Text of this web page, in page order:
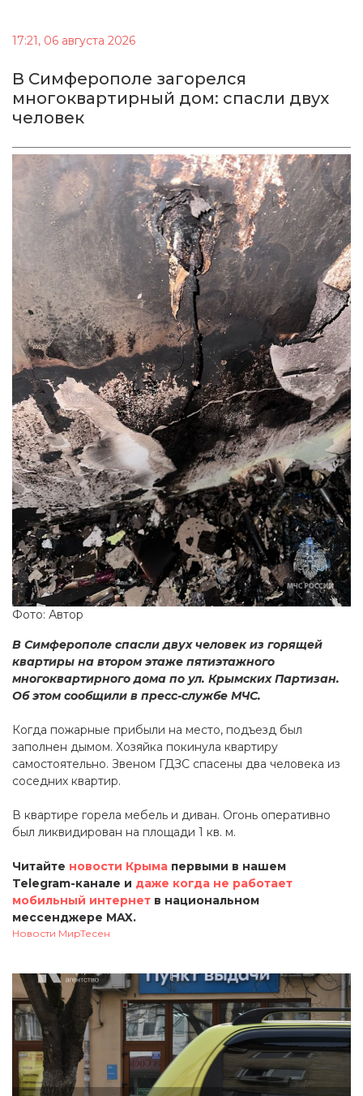
17:21, 06 августа 2026
В Симферополе загорелся
многоквартирный дом: спасли двух
человек
Фото: Автор
В Симферополе спасли двух человек из горящей
квартиры на втором этаже пятиэтажного
многоквартирного дома по ул. Крымских Партизан.
Об этом сообщили в пресс-службе МЧС.
Когда пожарные прибыли на место, подъезд был
заполнен дымом. Хозяйка покинула квартиру
самостоятельно. Звеном ГДЗС спасены два человека из
соседних квартир.
В квартире горела мебель и диван. Огонь оперативно
был ликвидирован на площади 1 кв. м.
Читайте новости Крыма первыми в нашем
Telegram-канале и даже когда не работает
мобильный интернет в национальном
мессенджере MAX.
Новости МирТесен